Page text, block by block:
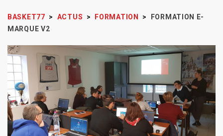
BASKET77 > ACTUS > FORMATION >
FORMATION E-
MARQUE V2